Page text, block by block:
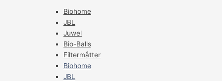
Biohome
JBL
Juwel
Bio-Balls
Filtermåtter
Biohome
JBL